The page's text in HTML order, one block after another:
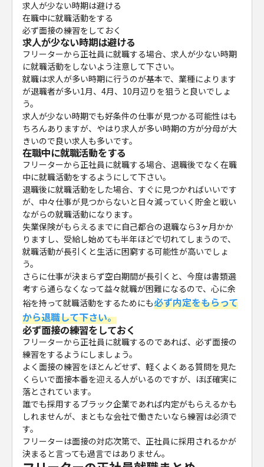
求人が少ない時期は避ける
在職中に就職活動をする
必ず面接の練習をしておく
求人が少ない時期は避ける
フリーターから正社員に就職する場合、求人が少ない時期
に就職活動をしないよう注意して下さい。
就職は求人が多い時期に行うのが基本で、業種によります
が退職者が多い1月、4月、10月辺りを狙うと良いでしょ
う。
求人が少ない時期でも好条件の仕事が見つかる可能性はも
ちろんありますが、やはり求人が多い時期の方が分母が大
きいので良い求人も多いです。
在職中に就職活動をする
フリーターから正社員に就職する場合、退職後でなく在職
中に就職活動をするようにして下さい。
退職後に就職活動をした場合、すぐに見つかればいいです
が、中々仕事が見つからないと日々減っていく貯金と戦い
ながらの就職活動になります。
失業保険がもらえるまでに自己都合の退職なら3ヶ月かか
りますし、受給し始めても半年ほどで切れてしまうので、
就職活動が長引くと生活に困窮する可能性が高いでしょ
う。
さらに仕事が決まらず空白期間が長引くと、今度は書類選
考すら通らなくなって益々就職が困難になるので、心に余
裕を持って就職活動をするためにも必ず内定をもらって
から退職して下さい。
必ず面接の練習をしておく
フリーターから正社員に就職するのであれば、必ず面接の
練習をするようにしましょう。
よく面接の練習をほとんどせず、軽くよくある質問を見た
くらいで面接本番を迎える人がいるのですが、ほぼ確実に
落とされています。
誰でも採用するブラック企業であれば内定がもらえるかも
しれませんが、まともな会社で働きたいなら練習は必須で
す。
フリーターは面接の対応次第で、正社員に採用されるかが
決まると言っても過言ではありません。